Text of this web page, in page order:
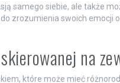
samego siebie, ale także
zrozumienia swoich emocji
na
które może mieć